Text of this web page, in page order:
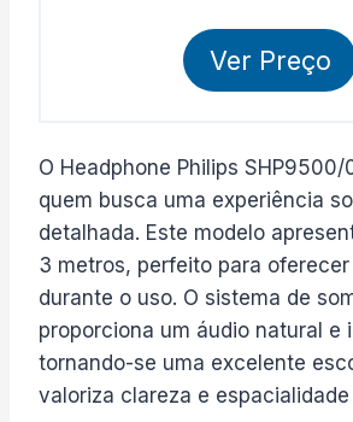
Ver Preço
O Headphone Philips
quem busca uma experiência
detalhada. Este modelo
3 metros, perfeito para
durante o uso. O sistema de
proporciona um áudio natural e
tornando-se uma excelente
valoriza clareza e espacialidade